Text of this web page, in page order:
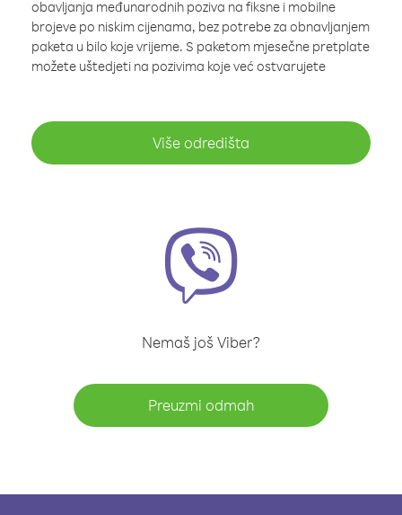
obavljanja međunarodnih poziva na fiksne i mobilne
brojeve po niskim cijenama, bez potrebe za obnavljanjem
paketa u bilo koje vrijeme. S paketom mjesečne pretplate
možete uštedjeti na pozivima koje već ostvarujete
Više odredišta
Nemaš još Viber?
Preuzmi odmah